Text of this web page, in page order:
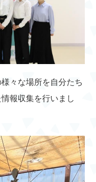
々な場所を自分たち
報収集を行いまし